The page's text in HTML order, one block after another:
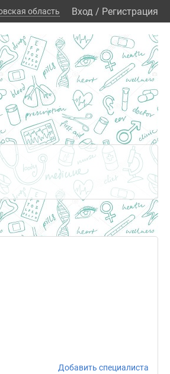
область Вход / Регистрация
Добавить специалиста